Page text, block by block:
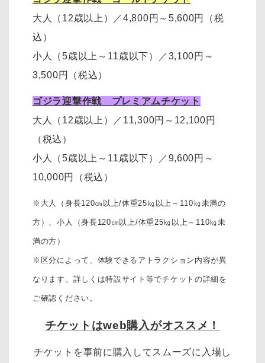
大人（12歳以上）
／4,800円～5,600円（税
込）
小人（5歳以上～11歳以下）
／3,100円～
3,500円
（税込）
ゴジラ迎撃作戦 プレミアムチケット
大人（12歳以上）
／11,300円～12,100円
（税込）
小人（5歳以上～11歳以下）
／9,600円～
10,000円
（税込）
※大人（身長120㎝以上/体重25㎏以上～110㎏未満の
方）、小人（身長120㎝以上/体重25㎏以上～110㎏未
満の方）
※区分によって、体験できるアトラクション内容が異
なります。詳しくは特設サイト等でチケットの詳細を
ご確認ください。
チケットはweb購入がオススメ！
チケットを事前に購入してスムーズに入場し